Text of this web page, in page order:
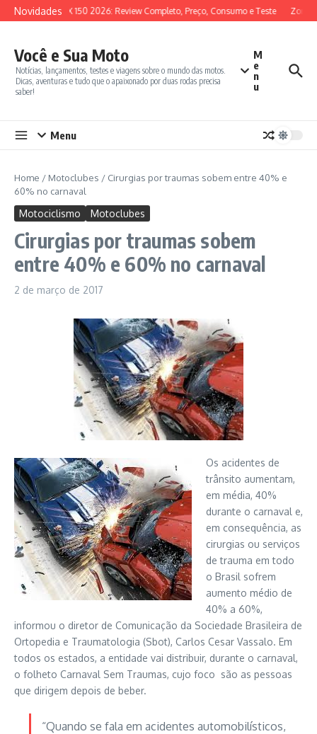
Ir para o conteúdo
Novidades
SYM ADX 150 2026: Review Completo, Preço, Consumo e Teste
Você e Sua Moto
Notícias, lançamentos, testes e viagens sobre o mundo das motos.
Dicas, aventuras e tudo que o apaixonado por duas rodas precisa
saber!
M
e
n
u
Menu
Home / Motoclubes / Cirurgias por traumas sobem entre 40% e
60% no carnaval
Motociclismo Motoclubes
Cirurgias por traumas sobem
entre 40% e 60% no carnaval
2 de março de 2017
Os acidentes de
trânsito aumentam,
em média, 40%
durante o carnaval e,
em consequência, as
cirurgias ou serviços
de trauma em todo
o Brasil sofrem
aumento médio de
40% a 60%,
informou o diretor de Comunicação da Sociedade Brasileira de
Ortopedia e Traumatologia (Sbot), Carlos Cesar Vassalo. Em
todos os estados, a entidade vai distribuir, durante o carnaval,
o folheto Carnaval Sem Traumas, cujo foco são as pessoas
que dirigem depois de beber.
“Quando se fala em acidentes automobilísticos,